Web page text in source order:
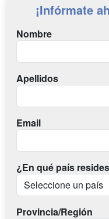
¡Infórmate
Nombre
Apellidos
Email
¿En qué país
Provincia/Región